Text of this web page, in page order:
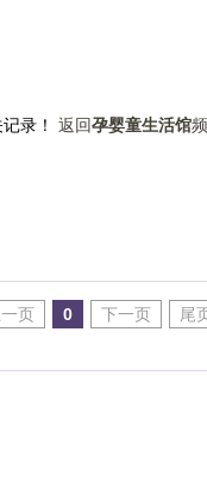
录！ 返回孕婴童生活馆
一页 0 下一页 尾